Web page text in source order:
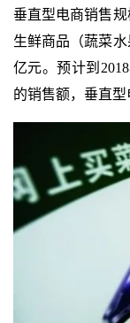
垂直型电商销售规
生鲜商品（蔬菜
亿元。预计到 2018
的销售额，垂直型